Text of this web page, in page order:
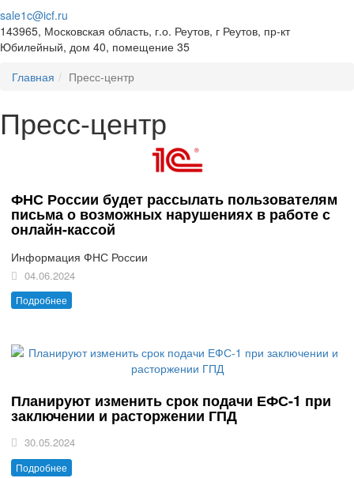
sale1c@icf.ru
143965, Московская область, г.о. Реутов, г Реутов, пр-кт
Юбилейный, дом 40, помещение 35
Главная
Пресс-центр
Пресс-центр
ФНС России будет рассылать пользователям
письма о возможных нарушениях в работе с
онлайн-кассой
Информация ФНС России
04.06.2024
Подробнее
Планируют изменить срок подачи ЕФС-1 при
заключении и расторжении ГПД
30.05.2024
Подробнее